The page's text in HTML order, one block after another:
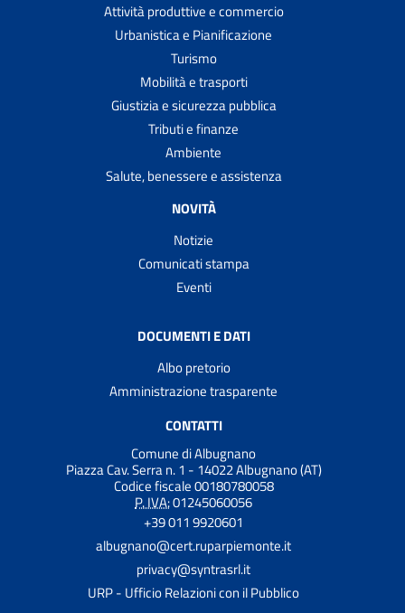
Attività produttive e commercio
Urbanistica e Pianificazione
Turismo
Mobilità e trasporti
Giustizia e sicurezza pubblica
Tributi e finanze
Ambiente
Salute, benessere e assistenza
NOVITÀ
Notizie
Comunicati stampa
Eventi
DOCUMENTI E DATI
Albo pretorio
Amministrazione trasparente
CONTATTI
Comune di Albugnano
Piazza Cav. Serra n. 1 - 14022 Albugnano (AT)
Codice fiscale 00180780058
P. IVA:01245060056
+39 011 9920601
albugnano@cert.ruparpiemonte.it
privacy@syntrasrl.it
URP - Ufficio Relazioni con il Pubblico